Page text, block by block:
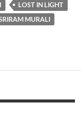
LOST IN LIGHT
MURALI